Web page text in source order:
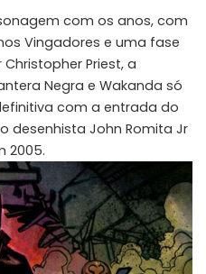
com os anos, com
Vingadores e uma fase
Priest, a
Negra e Wakanda só
com a entrada do
desenhista John Romita Jr
2005.